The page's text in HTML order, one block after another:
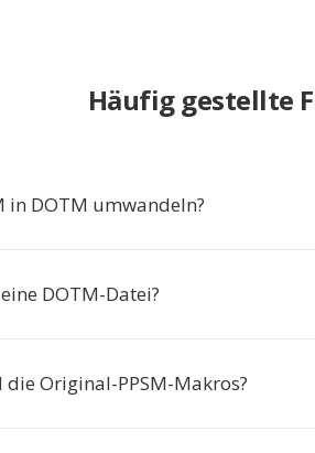
Häufig gestellte
in DOTM umwandeln?
DOTM-Datei?
die Original-PPSM-Makros?